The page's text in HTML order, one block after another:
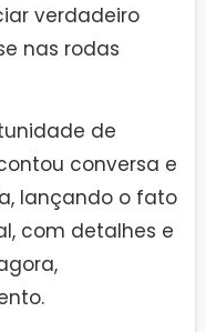
verdadeiro
nas rodas
de
conversa e
lançando o fato
com detalhes e